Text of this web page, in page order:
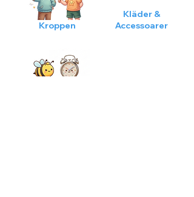
Kroppen
Kläder &
Accessoarer